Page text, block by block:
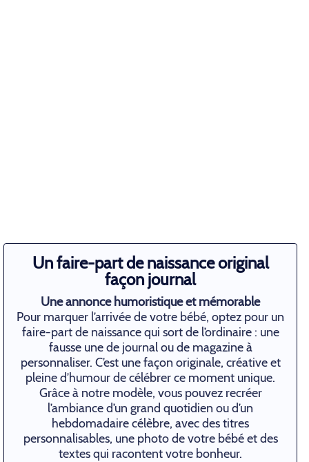
Un faire-part de naissance original
façon journal
Une annonce humoristique et mémorable
Pour marquer l’arrivée de votre bébé, optez pour un
faire-part de naissance qui sort de l’ordinaire : une
fausse une de journal ou de magazine à
personnaliser. C’est une façon originale, créative et
pleine d’humour de célébrer ce moment unique.
Grâce à notre modèle, vous pouvez recréer
l’ambiance d’un grand quotidien ou d’un
hebdomadaire célèbre, avec des titres
personnalisables, une photo de votre bébé et des
textes qui racontent votre bonheur.